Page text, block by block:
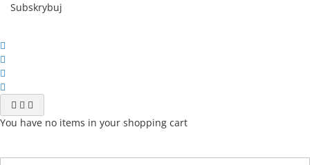
Subskrybuj
You have no items in your shopping cart